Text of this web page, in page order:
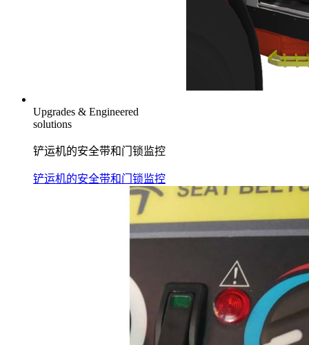
Upgrades & Engineered
solutions
铲运机的安全带和门锁监控
铲运机的安全带和门锁监控